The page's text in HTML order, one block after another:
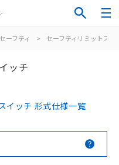
セーフティ > セーフティリミットスイ
ッチ
イッチ 形式仕様一覧